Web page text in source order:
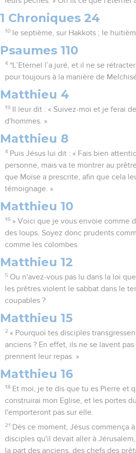
1 Chroniques 24
10 le septième, sur Hakkots ; le
Psaumes 110
4 *L’Eternel l’a juré, et il ne se
pour toujours à la manière de
Matthieu 4
19
Il leur dit : « Suivez-moi et je ferai
d'hommes. »
Matthieu 8
4 Puis Jésus lui dit : « Fais bien
personne, mais va te montrer au
que Moïse a prescrite, afin que cela
témoignage. »
Matthieu 10
16 » Voici que je vous envoie comme
des loups. Soyez donc prudents
comme les colombes.
Matthieu 12
5 Ou n'avez-vous pas lu dans la loi
les prêtres violent le sabbat dans le
coupables ?
Matthieu 15
2 « Pourquoi tes disciples
anciens ? En effet, ils ne se lavent
prennent leur repas. »
Matthieu 16
18 Et moi, je te dis que tu es Pierre et
construirai mon Eglise, et les portes
l'emporteront pas sur elle.
21 Dès ce moment, Jésus commença
disciples qu'il devait aller à
la part des anciens, des chefs des